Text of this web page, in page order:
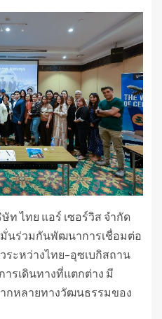
ท ไทย แอร์ เซอร์วิส จำกัด
งมั่นร่วมกันพัฒนาการเชื่อมต่อ
ระหว่างไทย–อุซเบกิสถาน
รเดินทางที่แตกต่าง มี
หลายทางวัฒนธรรมของ